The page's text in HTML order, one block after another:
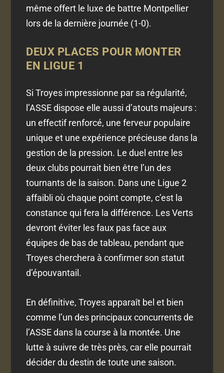
même offert le luxe de battre Montpellier
lors de la dernière journée (1-0).
DEUX PLACES POUR MONTER
EN LIGUE 1
Si Troyes impressionne par sa régularité,
l’ASSE dispose elle aussi d’atouts majeurs :
un effectif renforcé, une ferveur populaire
unique et une expérience précieuse dans la
gestion de la pression. Le duel entre les
deux clubs pourrait bien être l’un des
tournants de la saison. Dans une Ligue 2
affaibli où chaque point compte, c’est la
constance qui fera la différence. Les Verts
devront éviter les faux pas face aux
équipes de bas de tableau, pendant que
Troyes cherchera à confirmer son statut
d’épouvantail.
En définitive, Troyes apparaît bel et bien
comme l’un des principaux concurrents de
l’ASSE dans la course à la montée. Une
lutte à suivre de très près, car elle pourrait
décider du destin de toute une saison.